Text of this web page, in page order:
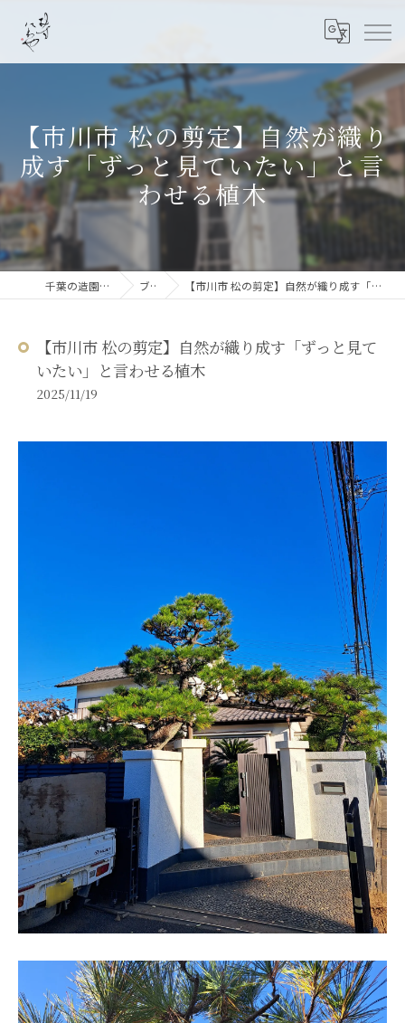
【市川市 松の剪定】自然が織り
成す「ずっと見ていたい」と言
わせる植木
千葉の造園なら結ニワ屋 ブログ 【市川市 松の剪定】自然が織り成す「ずっと見ていたい」と言わせる植木
【市川市 松の剪定】自然が織り成す「ずっと見て
いたい」と言わせる植木
2025/11/19